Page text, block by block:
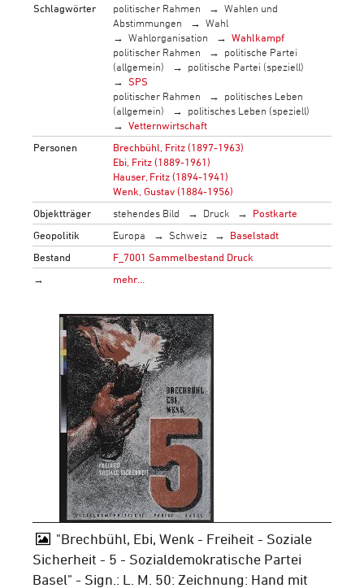
Schlagwörter
politischer Rahmen
Wahlen und
Abstimmungen
Wahl
Wahlorganisation
Wahlkampf
politischer Rahmen
politische Partei
(allgemein)
politische Partei (speziell)
SPS
politischer Rahmen
politisches Leben
(allgemein)
politisches Leben (speziell)
Vetternwirtschaft
Personen
Brechbühl, Fritz (1897-1963)
Ebi, Fritz (1889-1961)
Hauser, Fritz (1894-1941)
Wenk, Gustav (1884-1956)
Objektträger
stehendes Bild Druck
Postkarte
Geopolitik
Europa Schweiz
Baselstadt
Bestand
F_7001 Sammelbestand Druck
→
mehr…
"Brechbühl, Ebi, Wenk - Freiheit - Soziale
Sicherheit - 5 - Sozialdemokratische Partei
Basel" - Sign.: L. M. 50: Zeichnung: Hand mit